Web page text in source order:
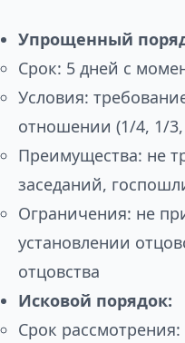
Упрощенный
Срок: 5 дней с
Условия:
отношении (1/4, 1/
Преимущества: не
заседаний,
Ограничения: не
установлении
отцовства
Исковой порядок:
Срок